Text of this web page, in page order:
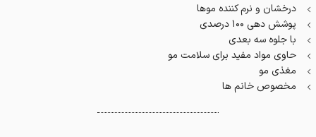
درخشان و نرم کننده موها
پوشش دهی 100 درصدی
با جلوه سه بعدی
حاوی مواد مفید برای سلامت مو
مغذی مو
مخصوص خانم ها